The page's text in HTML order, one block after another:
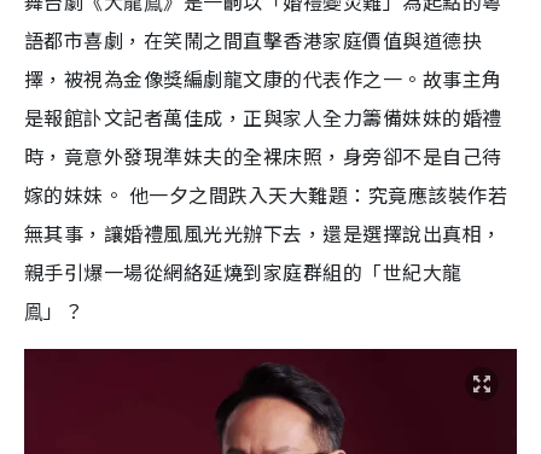
語都市喜劇，在笑鬧之間直擊香港家庭價值與道德抉
擇，被視為金像獎編劇龍文康的代表作之一。故事主角
是報館訃文記者萬佳成，正與家人全力籌備妹妹的婚禮
時，竟意外發現準妹夫的全裸床照，身旁卻不是自己待
嫁的妹妹。 他一夕之間跌入天大難題：究竟應該裝作若
無其事，讓婚禮風風光光辦下去，還是選擇說出真相，
親手引爆一場從網絡延燒到家庭群組的「世紀大龍
鳯」？